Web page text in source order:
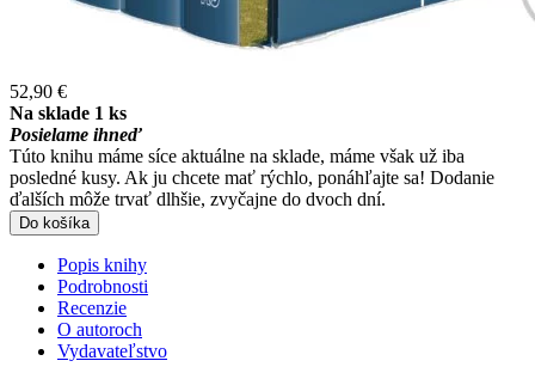
52,90 €
Na sklade 1 ks
Posielame ihneď
Túto knihu máme síce aktuálne na sklade, máme však už iba
posledné kusy. Ak ju chcete mať rýchlo, ponáhľajte sa! Dodanie
ďalších môže trvať dlhšie, zvyčajne do dvoch dní.
Do košíka
Popis knihy
Podrobnosti
Recenzie
O autoroch
Vydavateľstvo